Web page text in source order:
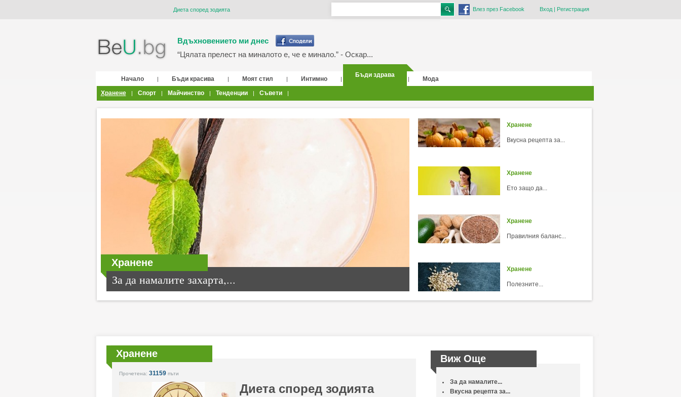
Диета според зодията Влез през Facebook Вход| Регистрация
Вдъхновението ми днес
“Цялата прелест на миналото е, че е минало.” - Оскар...
Начало | Бъди красива | Моят стил | Интимно |
Бъди здрава
|
Мода
Хранене
| Спорт | Майчинство | Тенденции | Съвети |
Хранене
За да намалите захарта,...
Хранене
Вкусна рецепта за...
Хранене
Ето защо да...
Хранене
Правилния баланс...
Хранене
Полезните...
Хранене
Прочетена: 31159пъти
Диета според зодията
Виж Още
За да намалите...
Вкусна рецепта за...